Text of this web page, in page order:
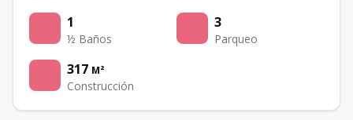
1
½ Baños
3
Parqueo
317 M²
Construcción